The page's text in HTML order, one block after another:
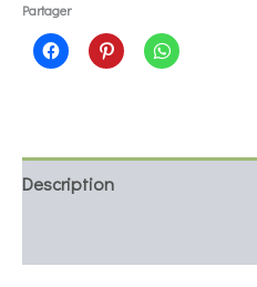
cuillère
argentée
Partager
Description